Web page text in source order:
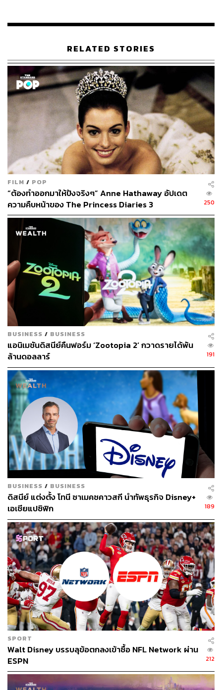
338
ABOUT THE AUTHOR
ปณชัย อารีเพิ่มพร
นักการตลาดผู้ฝักใฝ่ในแวดวงนวัตกรรมและ
เทคโนโลยี แต่บางทีก็เผลอมีใจให้วัฒนธรรม
POP อยู่ร่ำไป ใช้เวลาว่างไปกับการเสพศิลป์
และเฝ้ามองปรากฏการณ์ทางสังคม
RELATED STORIES
FILM / POP
“ต้องทำออกมาให้ปังจริงๆ” Anne Hathaway อัปเดต
ความคืบหน้าของ The Princess Diaries 3
250
BUSINESS / BUSINESS
แอนิเมชันดิสนีย์คืนฟอร์ม ‘Zootopia 2’ กวาดรายได้พัน
ล้านดอลลาร์
191
BUSINESS / BUSINESS
ดิสนีย์ แต่งตั้ง โทนี ซาเมคซคาวสกี นำทัพธุรกิจ Disney+
เอเชียแปซิฟิก
189
SPORT
Walt Disney บรรบลุข้อตกลงเข้าซื้อ NFL Network ผ่าน
ESPN
212